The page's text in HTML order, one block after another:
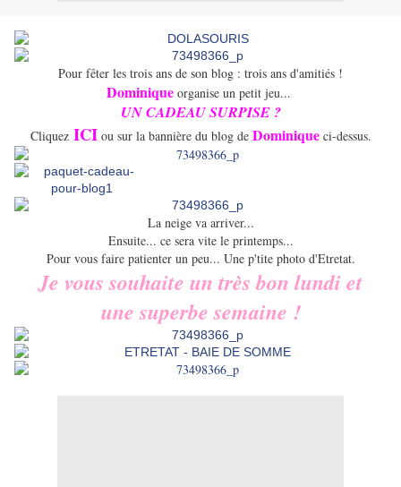
Pour fêter les trois ans de son blog : trois ans d'amitiés !
Dominique organise un petit jeu...
UN CADEAU SURPISE ?
CliquezICIou sur la bannière du blog deDominiqueci-dessus.
La neige va arriver...
Ensuite... ce sera vite le printemps...
Pour vous faire patienter un peu... Une p'tite photo d'Etretat.
Je vous souhaite un très bon lundi et
une superbe semaine !